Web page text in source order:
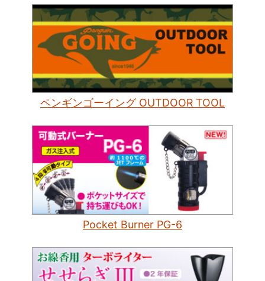
ペンギンゴーイング OUTDOOR TOOL
Pocket Burner PG-6